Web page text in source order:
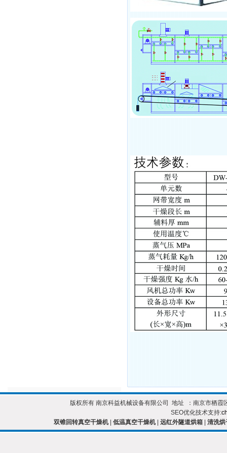
版权所有 南京科益机械设备有限公司 地址 ：南京市栖
SEO优化技术支持:
双锥回转真空干燥机| 低温真空干燥机| 远红外隧道烘箱 清洗烘